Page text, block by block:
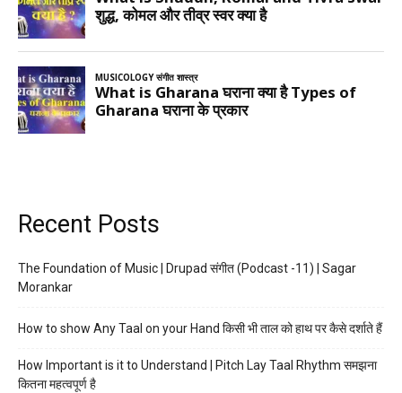
Recent Posts
The Foundation of Music | Drupad संगीत (Podcast -11) | Sagar
Morankar
How to show Any Taal on your Hand किसी भी ताल को हाथ पर कैसे दर्शाते हैं
How Important is it to Understand | Pitch Lay Taal Rhythm समझना
कितना महत्वपूर्ण है